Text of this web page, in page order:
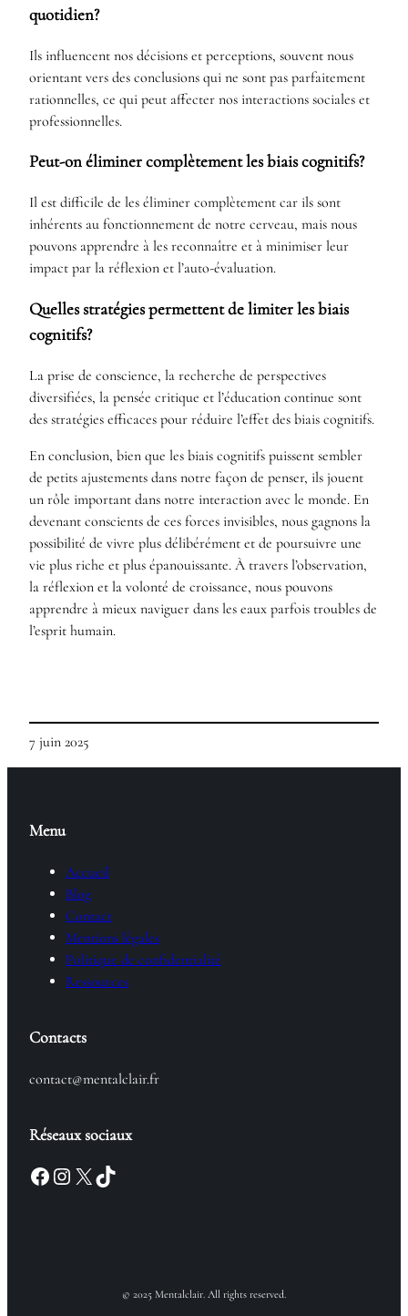
quotidien?
Ils influencent nos décisions et perceptions, souvent nous
orientant vers des conclusions qui ne sont pas parfaitement
rationnelles, ce qui peut affecter nos interactions sociales et
professionnelles.
Peut-on éliminer complètement les biais cognitifs?
Il est difficile de les éliminer complètement car ils sont
inhérents au fonctionnement de notre cerveau, mais nous
pouvons apprendre à les reconnaître et à minimiser leur
impact par la réflexion et l’auto-évaluation.
Quelles stratégies permettent de limiter les biais
cognitifs?
La prise de conscience, la recherche de perspectives
diversifiées, la pensée critique et l’éducation continue sont
des stratégies efficaces pour réduire l’effet des biais cognitifs.
En conclusion, bien que les biais cognitifs puissent sembler
de petits ajustements dans notre façon de penser, ils jouent
un rôle important dans notre interaction avec le monde. En
devenant conscients de ces forces invisibles, nous gagnons la
possibilité de vivre plus délibérément et de poursuivre une
vie plus riche et plus épanouissante. À travers l’observation,
la réflexion et la volonté de croissance, nous pouvons
apprendre à mieux naviguer dans les eaux parfois troubles de
l’esprit humain.
7 juin 2025
Menu
Accueil
Blog
Contact
Mentions légales
Politique de confidentialité
Ressources
Contacts
contact@mentalclair.fr
Réseaux sociaux
Facebook Instagram X TikTok
© 2025 Mentalclair. All rights reserved.